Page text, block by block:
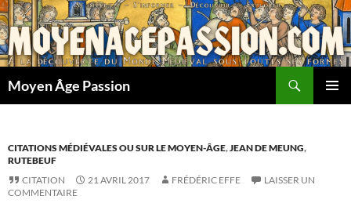
Aller
au
contenu
Moyen Âge Passion
CITATIONS MÉDIÉVALES OU SUR LE MOYEN-ÂGE,JEAN DE MEUNG,
RUTEBEUF
CITATION
21 AVRIL 2017 FRÉDÉRIC EFFE
LAISSER UN
COMMENTAIRE